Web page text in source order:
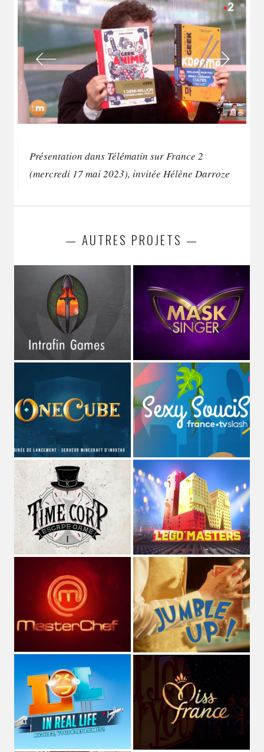
Présentation dans Télématin sur France 2
(mercredi 17 mai 2023), invitée Hélène Darroze
— AUTRES PROJETS —
STUDIO MAGO
Directeur Artistique
graphiste pluridisciplinaire
(spécialisé dans les cultures de l'imaginaire depuis plus de
10 ans)
Voix off etcomédien
de fictions sonores et séries
audio, Musiciendans les groupes MAGOYOND
Naheulband